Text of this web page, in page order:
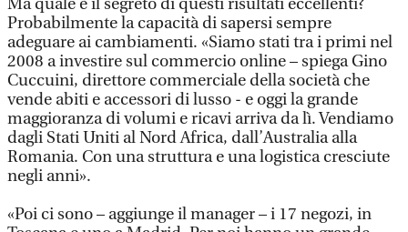
Ma quale è il segreto di questi risultati eccellenti?
Probabilmente la capacità di sapersi sempre
adeguare ai cambiamenti. «Siamo stati tra i primi nel
2008 a investire sul commercio online – spiega Gino
Cuccuini, direttore commerciale della società che
vende abiti e accessori di lusso - e oggi la grande
maggioranza di volumi e ricavi arriva da lì. Vendiamo
dagli Stati Uniti al Nord Africa, dall’Australia alla
Romania. Con una struttura e una logistica cresciute
negli anni».
«Poi ci sono – aggiunge il manager – i 17 negozi, in